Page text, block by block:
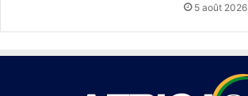
5 août 2026